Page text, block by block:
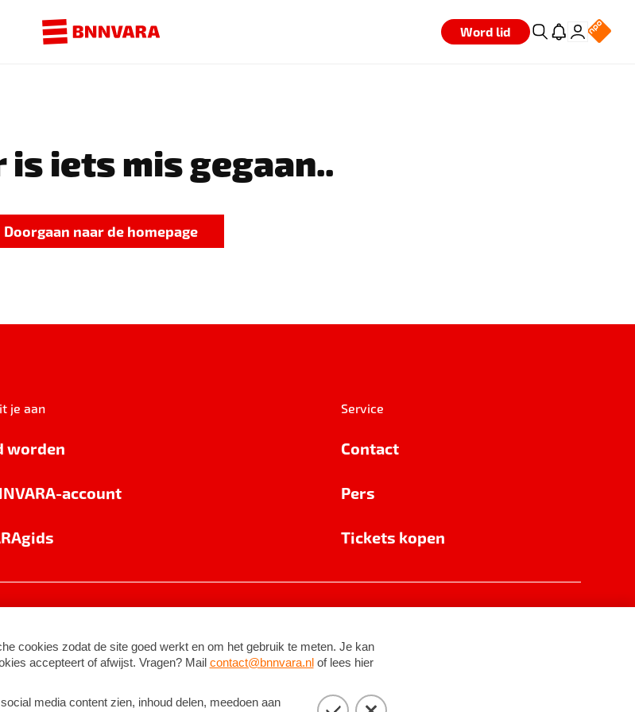
Word lid
is iets mis gegaan..
Doorgaan naar de homepage
je aan
worden
account
Service
Contact
Pers
Tickets kopen
©2026BNNVARA